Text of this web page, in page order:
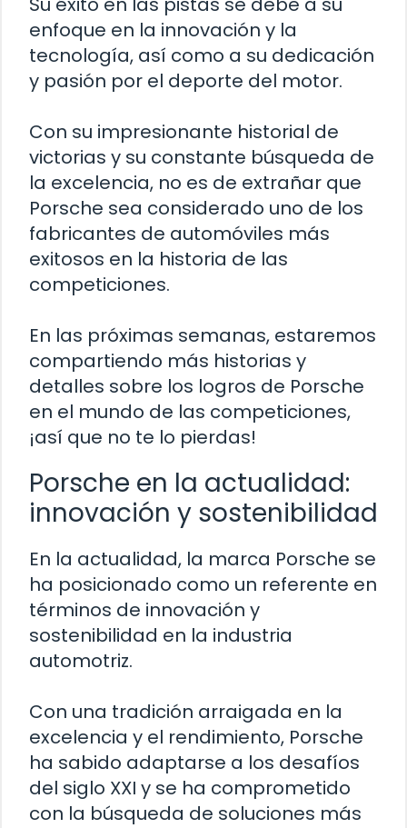
enfoque en la innovación y la
tecnología, así como a su dedicación
y pasión por el deporte del motor.
Con su impresionante historial de
victorias y su constante búsqueda de
la excelencia, no es de extrañar que
Porsche sea considerado uno de los
fabricantes de automóviles más
exitosos en la historia de las
competiciones.
En las próximas semanas, estaremos
compartiendo más historias y
detalles sobre los logros de Porsche
en el mundo de las competiciones,
¡así que no te lo pierdas!
Porsche en la actualidad:
innovación y sostenibilidad
En la actualidad, la marca Porsche se
ha posicionado como un referente en
términos de innovación y
sostenibilidad en la industria
automotriz.
Con una tradición arraigada en la
excelencia y el rendimiento, Porsche
ha sabido adaptarse a los desafíos
del siglo XXI y se ha comprometido
con la búsqueda de soluciones más